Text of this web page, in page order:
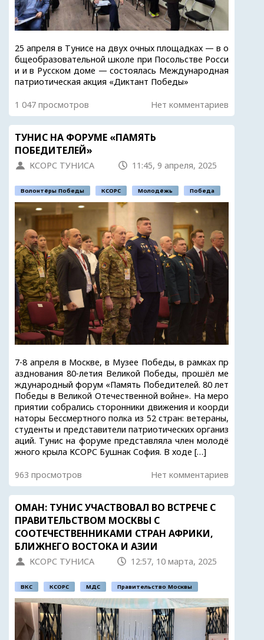
25 апреля в Тунисе на двух очных площадках — в о
бщеобразовательной школе при Посольстве Росси
и и в Русском доме — состоялась Международная
патриотическая акция «Диктант Победы»
1 047 просмотров Нет комментариев
ТУНИС НА ФОРУМЕ «ПАМЯТЬ
ПОБЕДИТЕЛЕЙ»
КСОРС ТУНИСА 11:45, 9 апреля, 2025
Волонтёры Победы КСОРС Молодёжь Победа
7-8 апреля в Москве, в Музее Победы, в рамках пр
азднования 80-летия Великой Победы, прошёл ме
ждународный форум «Память Победителей. 80 лет
Победы в Великой Отечественной войне». На меро
приятии собрались сторонники движения и коорди
наторы Бессмертного полка из 52 стран: ветераны,
студенты и представители патриотических организ
аций. Тунис на форуме представляла член молодё
жного крыла КСОРС Бушнак София. В ходе […]
963 просмотров Нет комментариев
ОМАН: ТУНИС УЧАСТВОВАЛ ВО ВСТРЕЧЕ С
ПРАВИТЕЛЬСТВОМ МОСКВЫ С
СООТЕЧЕСТВЕННИКАМИ СТРАН АФРИКИ,
БЛИЖНЕГО ВОСТОКА И АЗИИ
КСОРС ТУНИСА 12:57, 10 марта, 2025
ВКС КСОРС МДС Правительство Москвы